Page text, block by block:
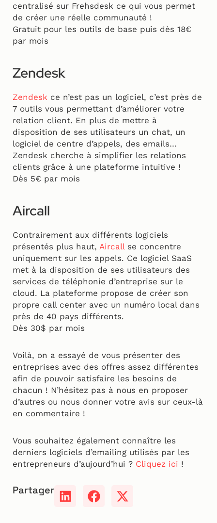
centralisé sur Frehsdesk ce qui vous permet
de créer une réelle communauté !
Gratuit pour les outils de base puis dès 18€
par mois
Zendesk
Zendesk ce n’est pas un logiciel, c’est près de
7 outils vous permettant d’améliorer votre
relation client. En plus de mettre à
disposition de ses utilisateurs un chat, un
logiciel de centre d’appels, des emails…
Zendesk cherche à simplifier les relations
clients grâce à une plateforme intuitive !
Dès 5€ par mois
Aircall
Contrairement aux différents logiciels
présentés plus haut, Aircallse concentre
uniquement sur les appels. Ce logiciel SaaS
met à la disposition de ses utilisateurs des
services de téléphonie d’entreprise sur le
cloud. La plateforme propose de créer son
propre call center avec un numéro local dans
près de 40 pays différents.
Dès 30$ par mois
Voilà, on a essayé de vous présenter des
entreprises avec des offres assez différentes
afin de pouvoir satisfaire les besoins de
chacun ! N’hésitez pas à nous en proposer
d’autres ou nous donner votre avis sur ceux-là
en commentaire !
Vous souhaitez également connaître les
derniers logiciels d’emailing utilisés par les
entrepreneurs d’aujourd’hui ? Cliquez ici !
Partager